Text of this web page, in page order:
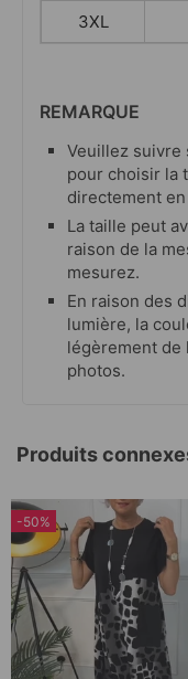
3XL
REMARQUE
Veuillez suivre
pour choisir la
directement
La taille peut
raison de la
mesurez.
En raison des
lumière, la
légèrement de
photos.
Produits
-50%